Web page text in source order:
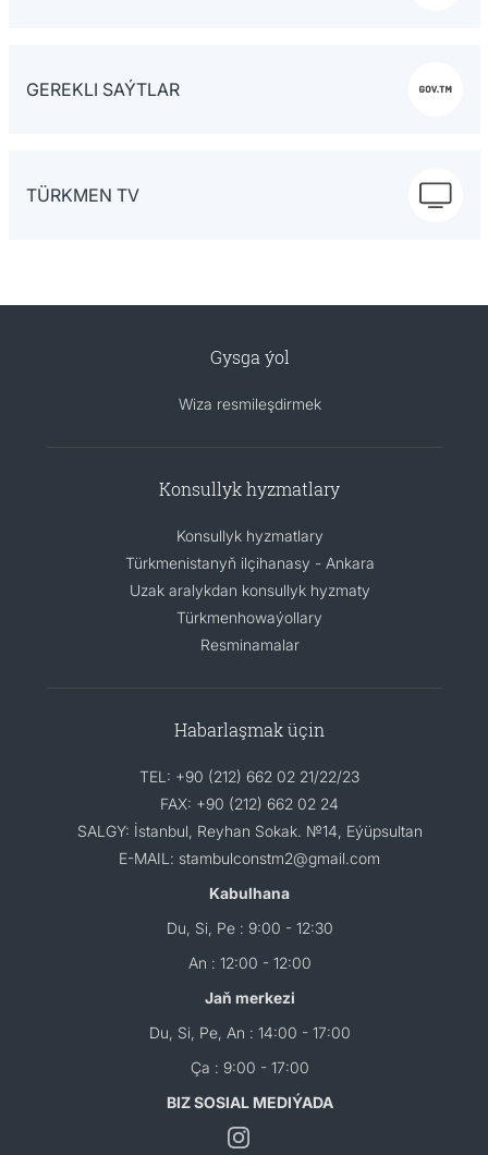
GEREKLI SAÝTLAR
TÜRKMEN TV
Gysga ýol
Wiza resmileşdirmek
Konsullyk hyzmatlary
Konsullyk hyzmatlary
Türkmenistanyň ilçihanasy - Ankara
Uzak aralykdan konsullyk hyzmaty
Türkmenhowaýollary
Resminamalar
Habarlaşmak üçin
TEL: +90 (212) 662 02 21/22/23
FAX: +90 (212) 662 02 24
SALGY: İstanbul, Reyhan Sokak. №14, Eýüpsultan
E-MAIL: stambulconstm2@gmail.com
Kabulhana
Du, Si, Pe : 9:00 - 12:30
An : 12:00 - 12:00
Jaň merkezi
Du, Si, Pe, An : 14:00 - 17:00
Ça : 9:00 - 17:00
BIZ SOSIAL MEDIÝADA